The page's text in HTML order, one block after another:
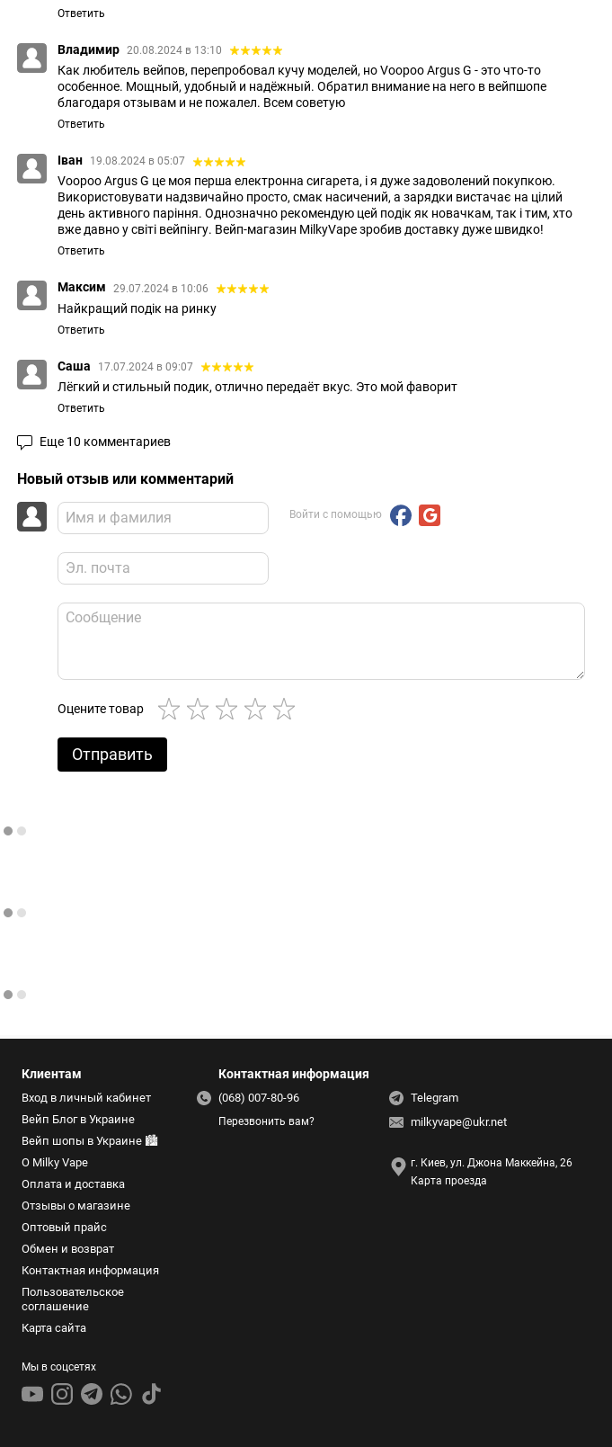
Ответить
Владимир 20.08.2024 в 13:10
Как любитель вейпов, перепробовал кучу моделей, но Voopoo Argus G - это что-то
особенное. Мощный, удобный и надёжный. Обратил внимание на него в вейпшопе
благодаря отзывам и не пожалел. Всем советую
Ответить
Іван 19.08.2024 в 05:07
Voopoo Argus G це моя перша електронна сигарета, і я дуже задоволений покупкою.
Використовувати надзвичайно просто, смак насичений, а зарядки вистачає на цілий
день активного паріння. Однозначно рекомендую цей подік як новачкам, так і тим, хто
вже давно у світі вейпінгу. Вейп-магазин MilkyVape зробив доставку дуже швидко!
Ответить
Максим 29.07.2024 в 10:06
Найкращий подік на ринку
Ответить
Саша 17.07.2024 в 09:07
Лёгкий и стильный подик, отлично передаёт вкус. Это мой фаворит
Ответить
Еще 10 комментариев
Новый отзыв или комментарий
Войти с помощью
Оцените товар
Отправить
Клиентам
Вход в личный кабинет
Вейп Блог в Украине
Вейп шопы в Украине 🏙️
О Milky Vape
Оплата и доставка
Отзывы о магазине
Оптовый прайс
Обмен и возврат
Контактная информация
Пользовательское
соглашение
Карта сайта
Мы в соцсетях
Контактная информация
(068) 007-80-96
Перезвонить вам?
Telegram
milkyvape@ukr.net
г. Киев, ул. Джона Маккейна, 26
Карта проезда